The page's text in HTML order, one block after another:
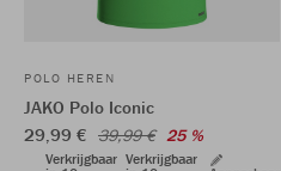
POLO HEREN
JAKO Polo Iconic
29,99 € 39,99 € 25 %
Verkrijgbaar Verkrijgbaar